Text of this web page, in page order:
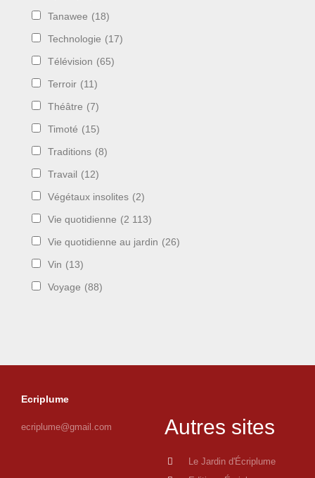
Tanawee (18)
Technologie (17)
Télévision (65)
Terroir (11)
Théâtre (7)
Timoté (15)
Traditions (8)
Travail (12)
Végétaux insolites (2)
Vie quotidienne (2 113)
Vie quotidienne au jardin (26)
Vin (13)
Voyage (88)
Ecriplume
ecriplume@gmail.com Autres sites
Le Jardin d'Écriplume